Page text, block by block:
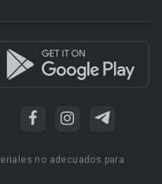
no adecuados para